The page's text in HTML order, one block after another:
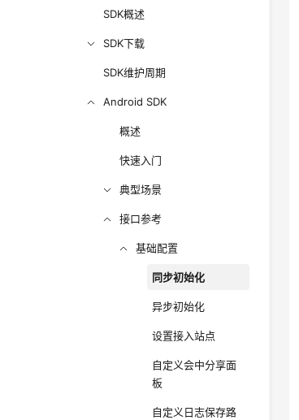
SDK概述
SDK下载
SDK维护周期
Android SDK
概述
快速入门
典型场景
接口参考
基础配置
同步初始化
异步初始化
设置接入站点
自定义会中分享面
板
自定义日志保存路